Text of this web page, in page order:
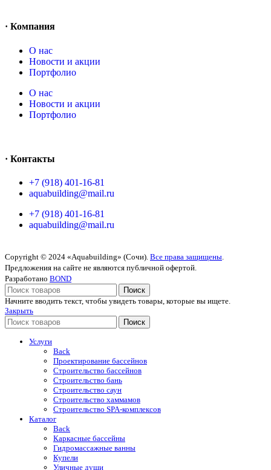
· Компания
O нас
Новости и акции
Портфолио
O нас
Новости и акции
Портфолио
· Контакты
+7 (918) 401-16-81
aquabuilding@mail.ru
+7 (918) 401-16-81
aquabuilding@mail.ru
Copyright © 2024 «Aquabuilding» (Сочи). Все права защищены.
Предложения на сайте не являются публичной офертой.
Разработано BOND
Поиск
Начните вводить текст, чтобы увидеть товары, которые вы ищете.
Закрыть
Поиск
Услуги
Back
Проектирование бассейнов
Строительство бассейнов
Строительство бань
Строительство саун
Строительство хаммамов
Строительство SPA-комплексов
Каталог
Back
Каркасные бассейны
Гидромассажные ванны
Купели
Уличные души